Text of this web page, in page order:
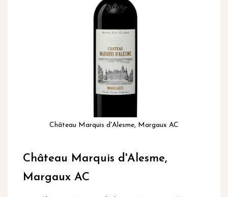
Château Marquis d'Alesme, Margaux AC
het
begin
van
Château Marquis d'Alesme,
Margaux AC